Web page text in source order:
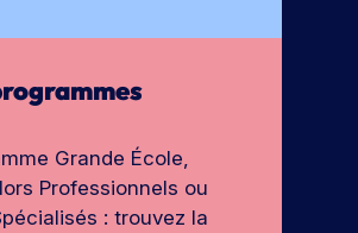
Grande École,
Professionnels ou
: trouvez la